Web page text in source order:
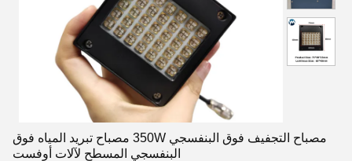
مصباح التجفيف فوق البنفسجي 350W مصباح تبريد المياه فوق
البنفسجي المسطح لآلات أوفست